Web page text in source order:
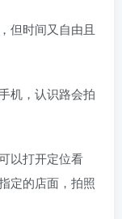
但时间又自由且
机，认识路会拍
以打开定位看
定的店面，拍照